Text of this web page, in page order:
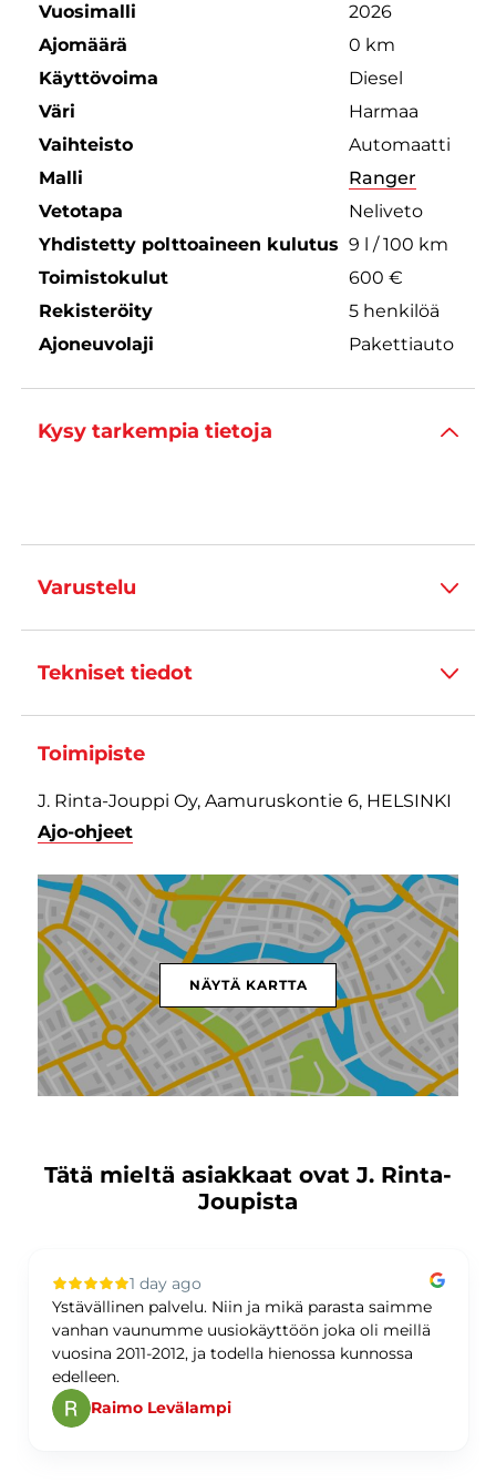
Vuosimalli
2026
Ajomäärä
0 km
Käyttövoima
Diesel
Väri
Harmaa
Vaihteisto
Automaatti
Malli
Ranger
Vetotapa
Neliveto
Yhdistetty polttoaineen kulutus 9 l / 100 km
Toimistokulut
600 €
Rekisteröity
5 henkilöä
Ajoneuvolaji
Pakettiauto
Kysy tarkempia tietoja
Varustelu
Tekniset tiedot
Toimipiste
J. Rinta-Jouppi Oy, Aamuruskontie 6, HELSINKI
Ajo-ohjeet
NÄYTÄ KARTTA
Tätä mieltä asiakkaat ovat J. Rinta-
Joupista
1 day ago
Ystävällinen palvelu. Niin ja mikä parasta saimme
vanhan vaunumme uusiokäyttöön joka oli meillä
vuosina 2011-2012, ja todella hienossa kunnossa
edelleen.
Raimo Levälampi